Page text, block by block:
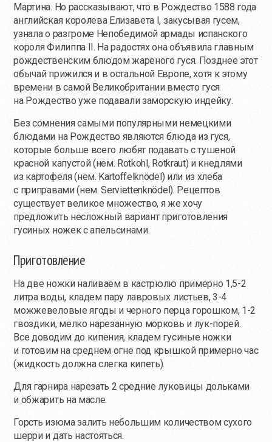
Мартина. Но рассказывают, что в Рождество 1588 года
английская королева Елизавета I, закусывая гусем,
узнала о разгроме Непобедимой армады испанского
короля Филиппа II. На радостях она объявила главным
рождественским блюдом жареного гуся. Позднее этот
обычай прижился и в остальной Европе, хотя к этому
времени в самой Великобритании вместо гуся
на Рождество уже подавали заморскую индейку.
Без сомнения самыми популярными немецкими
блюдами на Рождество являются блюда из гуся,
которые больше всего любят подавать с тушеной
красной капустой (нем. Rotkohl, Rotkraut) и кнедлями
из картофеля (нем. Kartoffelknödel) или из хлеба
с приправами (нем. Serviettenknödel). Рецептов
существует великое множество, я же хочу
предложить несложный вариант приготовления
гусиных ножек с апельсинами.
Приготовление
На две ножки наливаем в кастрюлю примерно 1,5-2
литра воды, кладем пару лавровых листьев, 3-4
можжевеловые ягоды и черного перца горошком, 1-2
гвоздики, мелко нарезанную морковь и лук-порей.
Все доводим до кипения, кладем гусиные ножки
и готовим на среднем огне под крышкой примерно час
(жидкость должна слегка кипеть).
Для гарнира нарезать 2 средние луковицы дольками
и обжарить на масле.
Горсть изюма залить небольшим количеством сухого
шерри и дать настояться.